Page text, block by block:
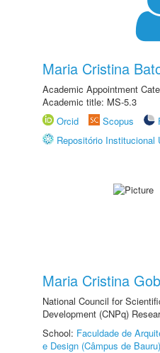
Maria Cristina
Academic Appointment
Academic title: MS-5.3
Orcid
Scopus
Repositório Institucional
Maria Cristina
National Council for
Development (CNPq)
School: Faculdade de
e Design (Câmpus de Bauru)